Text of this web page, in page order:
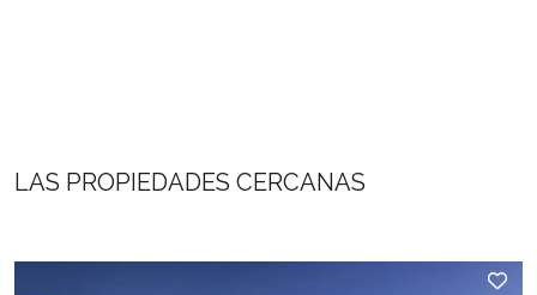
LAS PROPIEDADES CERCANAS